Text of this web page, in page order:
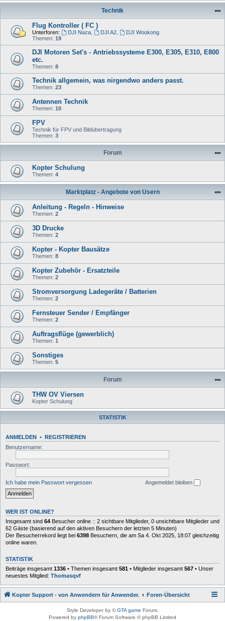
Technik
Flug Kontroller ( FC )
Unterforen: DJI Naza, DJI A2,
DJI Wookong
Themen: 19
DJI Motoren Set's - Antriebssysteme E300, E305, E310, E800
etc.
Themen: 8
Technik allgemein, was nirgendwo anders passt.
Themen: 23
Antennen Technik
Themen: 10
FPV
Technik für FPV und Bildübertragung
Themen: 3
Forum
Kopter Schulung
Themen: 4
Marktplatz - Angebote von Usern
Anleitung - Regeln - Hinweise
Themen: 2
3D Drucke
Themen: 2
Kopter - Kopter Bausätze
Themen: 8
Kopter Zubehör - Ersatzteile
Themen: 2
Stromversorgung Ladegeräte / Batterien
Themen: 2
Fernsteuer Sender / Empfänger
Themen: 2
Auftragsflüge (gewerblich)
Themen: 1
Sonstiges
Themen: 5
Forum
THW OV Viersen
Kopter Schulung
STATISTIK
ANMELDEN • REGISTRIEREN
Benutzername:
Passwort:
Ich habe mein Passwort vergessen Angemeldet bleiben
WER IST ONLINE?
Insgesamt sind 64 Besucher online :: 2 sichtbare Mitglieder, 0 unsichtbare Mitglieder und
62 Gäste (basierend auf den aktiven Besuchern der letzten 5 Minuten)
Der Besucherrekord liegt bei 6398 Besuchern, die am Sa 4. Okt 2025, 18:07 gleichzeitig
online waren.
STATISTIK
Beiträge insgesamt 1336 • Themen insgesamt 581 • Mitglieder insgesamt 567 • Unser
neuestes Mitglied: Thomasqvf
Kopter Support - von Anwendern für Anwender. Foren-Übersicht
Style Developer by ©GTA game Forum.
Powered by phpBB® Forum Software © phpBB Limited